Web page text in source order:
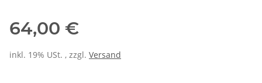
64,00 €
inkl. 19% USt. , zzgl. Versand